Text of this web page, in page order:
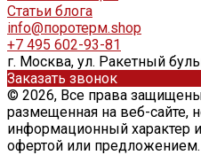
Статьи блога
info@поротерм.shop
+7 495 602-93-81
г. Москва, ул. Ракетный
Заказать звонок
© 2026, Все права
размещенная на веб-сайте,
информационный характер
офертой или предложением.